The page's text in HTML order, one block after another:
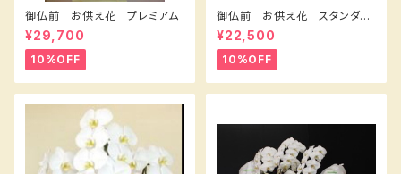
御仏前 お供え花 プレミアム
¥29,700
10%OFF
御仏前 お供え花 スタンダー
ドＡ
¥22,500
10%OFF